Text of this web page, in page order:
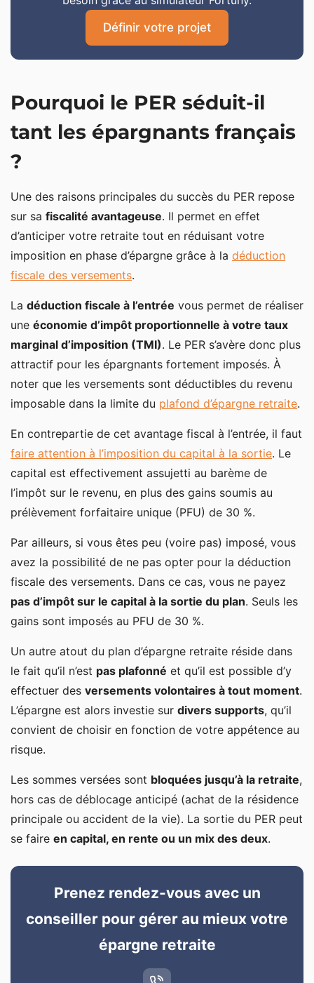
Définir votre projet
Pourquoi le PER séduit-il
tant les épargnants français
?
Une des raisons principales du succès du PER repose
sur sa fiscalité avantageuse. Il permet en effet
d’anticiper votre retraite tout en réduisant votre
imposition en phase d’épargne grâce à la déduction
fiscale des versements.
La déduction fiscale à l’entrée vous permet de réaliser
une économie d’impôt proportionnelle à votre taux
marginal d’imposition (TMI). Le PER s’avère donc plus
attractif pour les épargnants fortement imposés. À
noter que les versements sont déductibles du revenu
imposable dans la limite du plafond d’épargne retraite.
En contrepartie de cet avantage fiscal à l’entrée, il faut
faire attention à l’imposition du capital à la sortie. Le
capital est effectivement assujetti au barème de
l’impôt sur le revenu, en plus des gains soumis au
prélèvement forfaitaire unique (PFU) de 30 %.
Par ailleurs, si vous êtes peu (voire pas) imposé, vous
avez la possibilité de ne pas opter pour la déduction
fiscale des versements. Dans ce cas, vous ne payez
pas d’impôt sur le capital à la sortie du plan. Seuls les
gains sont imposés au PFU de 30 %.
Un autre atout du plan d’épargne retraite réside dans
le fait qu’il n’est pas plafonné et qu’il est possible d’y
effectuer des versements volontaires à tout moment.
L’épargne est alors investie sur divers supports, qu’il
convient de choisir en fonction de votre appétence au
risque.
Les sommes versées sont bloquées jusqu’à la retraite,
hors cas de déblocage anticipé (achat de la résidence
principale ou accident de la vie). La sortie du PER peut
se faire en capital, en rente ou un mix des deux.
Prenez rendez-vous avec un
conseiller pour gérer au mieux votre
épargne retraite